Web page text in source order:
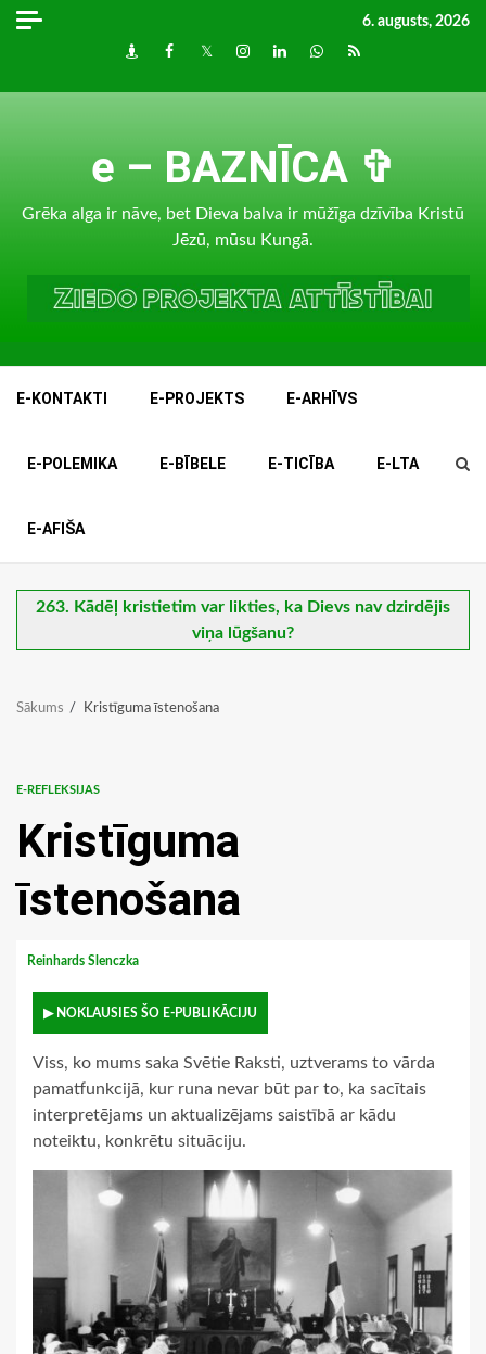
Skip
6. augusts, 2026
DraugiemFacebook
TwitterInstagram
LinkedInwhatsapp
RSS
e – BAZNĪCA ✞
Grēka alga ir nāve, bet Dieva balva ir mūžīga dzīvība Kristū
Jēzū, mūsu Kungā.
E-KONTAKTI E-PROJEKTS E-ARHĪVS
E-POLEMIKA E-BĪBELE E-TICĪBA E-LTA
E-AFIŠA
263. Kādēļ kristietim var likties, ka Dievs nav dzirdējis
viņa lūgšanu?
Sākums Kristīguma īstenošana
E-REFLEKSIJAS
Kristīguma
īstenošana
Reinhards Slenczka
▶ NOKLAUSIES ŠO E-PUBLIKĀCIJU
Viss, ko mums saka Svētie Raksti, uztverams to vārda
pamatfunkcijā, kur runa nevar būt par to, ka sacītais
interpretējams un aktualizējams saistībā ar kādu
noteiktu, konkrētu situāciju.